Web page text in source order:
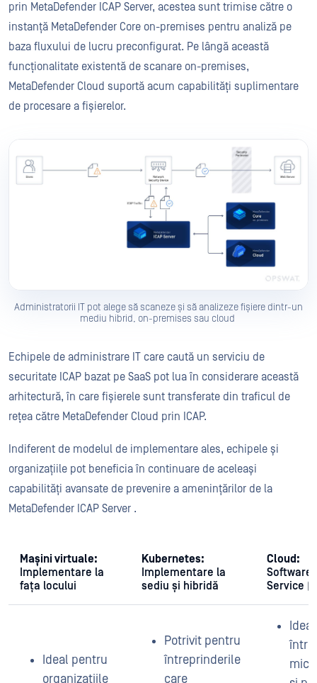
prin MetaDefender ICAP Server, acestea sunt trimise către o
instanță MetaDefender Core on-premises pentru analiză pe
baza fluxului de lucru preconfigurat. Pe lângă această
funcționalitate existentă de scanare on-premises,
MetaDefender Cloud suportă acum capabilități suplimentare
de procesare a fișierelor.
Administratorii IT pot alege să scaneze și să analizeze fișiere dintr-un
mediu hibrid, on-premises sau cloud
Echipele de administrare IT care caută un serviciu de
securitate ICAP bazat pe SaaS pot lua în considerare această
arhitectură, în care fișierele sunt transferate din traficul de
rețea către MetaDefender Cloud prin ICAP.
Indiferent de modelul de implementare ales, echipele și
organizațiile pot beneficia în continuare de aceleași
capabilități avansate de prevenire a amenințărilor de la
MetaDefender ICAP Server .
Mașini virtuale:
Implementare la
fața locului
Kubernetes:
Implementare la
sediu și hibridă
Cloud:
Software
Service
Ideal pentru
organizațiile
Potrivit pentru
întreprinderile
care
mici